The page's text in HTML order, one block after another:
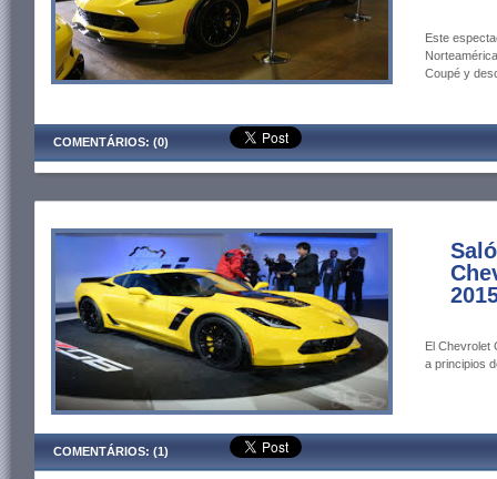
Este
Coupé y
COMENTÁRIOS: (0)
El Chevrolet
a principios
COMENTÁRIOS: (1)